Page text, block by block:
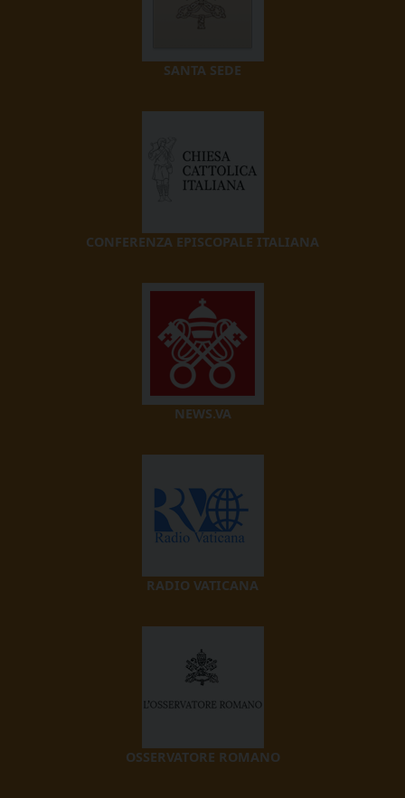
SANTA SEDE
CONFERENZA EPISCOPALE ITALIANA
NEWS.VA
RADIO VATICANA
OSSERVATORE ROMANO